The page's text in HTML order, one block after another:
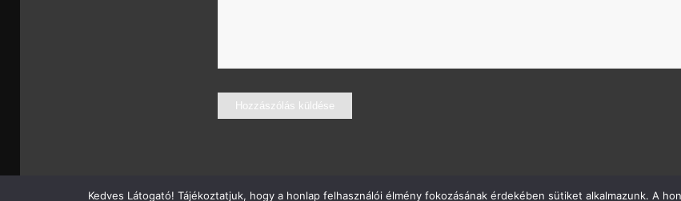
Kedves Látogató! Tájékoztatjuk, hogy a honlap felhasználói élmény fokozásának érdekében sütiket alkalmazunk. A